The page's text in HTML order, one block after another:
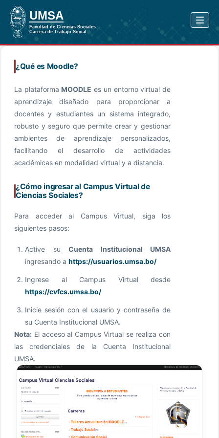
¿Qué es Moodle?
La plataforma MOODLE es un entorno virtual de
aprendizaje diseñado para proporcionar a
docentes y estudiantes un sistema integrado,
robusto y seguro que permite crear y gestionar
ambientes de aprendizaje personalizados,
facilitando el desarrollo de actividades
académicas en modalidad virtual y a distancia.
¿Cómo ingresar al Campus Virtual de
Ciencias Sociales?
Para acceder al Campus Virtual, siga los
siguientes pasos:
Active su Cuenta Institucional UMSA
ingresando a https://usuarios.umsa.bo/
Ingrese al Campus Virtual desde
https://cvfcs.umsa.bo/
Inicie sesión con el usuario y contraseña de
su Cuenta Institucional UMSA.
Nota: El acceso al Campus Virtual se realiza con
las credenciales de la Cuenta Institucional
UMSA.